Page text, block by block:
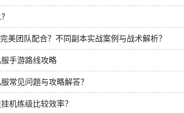
美团队配合？不同副本实战案例与战术解析？
手游路线攻略
常见问题与攻略解答？
机练级比较效率？